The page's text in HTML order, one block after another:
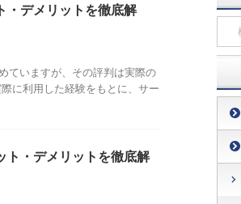
・デメリットを徹底解
ていますが、その評判は実際の
に利用した経験をもとに、サー
ト・デメリットを徹底解